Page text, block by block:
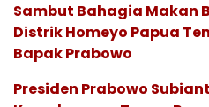
Sambut Bahagia Makan
Distrik Homeyo Papua
Bapak Prabowo
Presiden Prabowo